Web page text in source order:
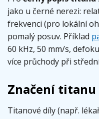
jako u černé nerezi:
frekvenci (pro lokální
pomalý posuv. Příklad
60 kHz, 50 mm/s,
více průchody při
Značení titanu
Titanové díly (např.